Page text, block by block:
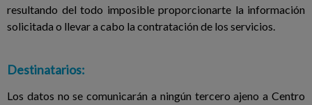
resultando del todo imposible proporcionarte la información
solicitada o llevar a cabo la contratación de los servicios.
Destinatarios:
Los datos no se comunicarán a ningún tercero ajeno a Centro